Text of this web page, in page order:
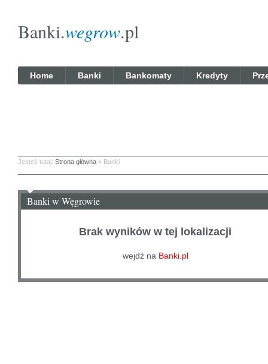
Banki.wegrow.pl
Home Banki Bankomaty Kredyty
Jesteś tutaj: Strona główna » Banki
Banki w Węgrowie
Brak wyników w tej lokalizacji
wejdź na Banki.pl